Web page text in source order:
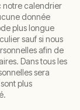
notre calendrier
donnée
plus longue
sauf si nous
afin de
Dans tous les
sera
plus